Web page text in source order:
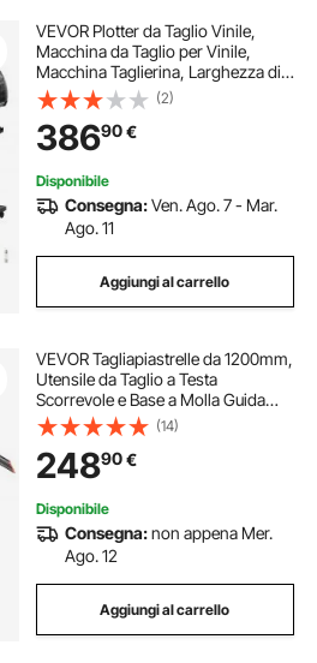
VEVOR Plotter da Taglio Vinile,
Macchina da Taglio per Vinile,
Macchina Taglierina, Larghezza di
Alimentazione max. 720 mm,
Doppie lame, Forza e Velocità
Regolabili, Display LED con Fogli
Adesivi
(2)
38690€
Disponibile
Consegna:Ven. Ago. 7 - Mar.
Ago. 11
Aggiungi al carrello
VEVOR Tagliapiastrelle da 1200mm,
Utensile da Taglio a Testa
Scorrevole e Base a Molla Guida
Angolare Disco da Taglio Guida
Allineamento, per Lavori a Mano Fai
Da Te Piastrelle Mattonelle in
Ceramica
(14)
24890€
Disponibile
Consegna:non appena Mer.
Ago. 12
Aggiungi al carrello